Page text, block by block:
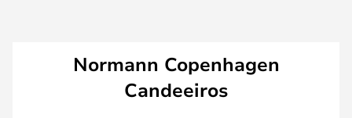
Normann Copenhagen
Candeeiros